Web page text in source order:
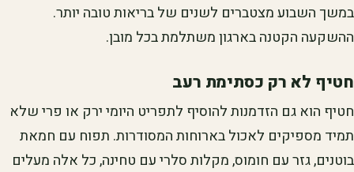
במשך השבוע מצטברים לשנים של בריאות טובה יותר.
ההשקעה הקטנה בארגון משתלמת בכל מובן.
חטיף לא רק כסתימת רעב
חטיף הוא גם הזדמנות להוסיף לתפריט היומי ירק או פרי שלא
תמיד מספיקים לאכול בארוחות המסודרות. תפוח עם חמאת
בוטנים, גזר עם חומוס, מקלות סלרי עם טחינה, כל אלה מעלים